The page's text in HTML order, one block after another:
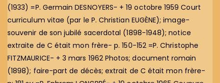
(1933) =P. Germain DESNOYERS- + 19 octobre 1959 Court
curriculum vitae (par le P. Christian EUGÈNE); image-
souvenir de son jubilé sacerdotal (1898-1948); notice
extraite de C était mon frère- p. 150-152 =P. Christophe
FITZMAURICE- + 3 mars 1962 Photos; document romain
(1898); faire-part de décès; extrait de C était mon frère-